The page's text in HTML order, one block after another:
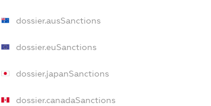
dossier.ausSanctions
dossier.euSanctions
dossier.japanSanctions
dossier.canadaSanctions